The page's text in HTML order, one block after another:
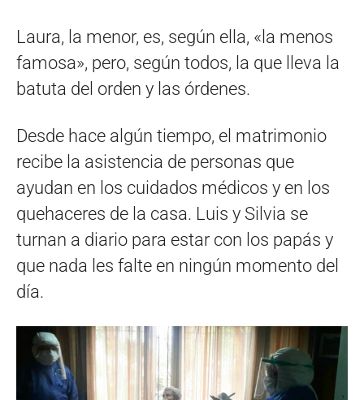
Laura, la menor, es, según ella, «la menos
famosa», pero, según todos, la que lleva la
batuta del orden y las órdenes.
Desde hace algún tiempo, el matrimonio
recibe la asistencia de personas que
ayudan en los cuidados médicos y en los
quehaceres de la casa. Luis y Silvia se
turnan a diario para estar con los papás y
que nada les falte en ningún momento del
día.